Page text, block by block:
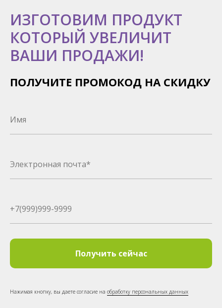
ИЗГОТОВИМ ПРОДУКТ
КОТОРЫЙ УВЕЛИЧИТ
ВАШИ ПРОДАЖИ!
ПОЛУЧИТЕ ПРОМОКОД НА СКИДКУ
Получить сейчас
Нажимая кнопку, вы даете согласие на обработку персональных данных